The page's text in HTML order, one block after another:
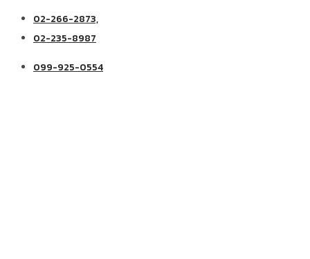
02-266-2873,
02-235-8987
099-925-0554